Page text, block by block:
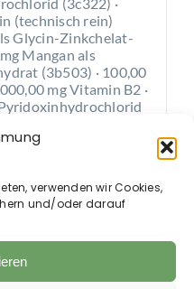
verwenden wir Cookies,
und/oder darauf
(technisch rein)
Glycin-Zinkchelat-
Mangan als
(3b503) · 100,00
mg Vitamin B2 ·
Tag
Tag
Futter. *